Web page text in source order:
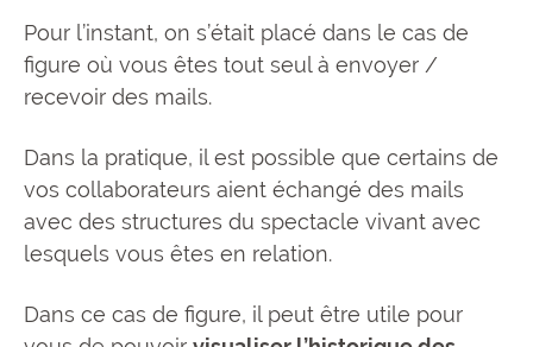
Pour l’instant, on s’était placé dans le cas de
figure où vous êtes tout seul à envoyer /
recevoir des mails.
Dans la pratique, il est possible que certains de
vos collaborateurs aient échangé des mails
avec des structures du spectacle vivant avec
lesquels vous êtes en relation.
Dans ce cas de figure, il peut être utile pour